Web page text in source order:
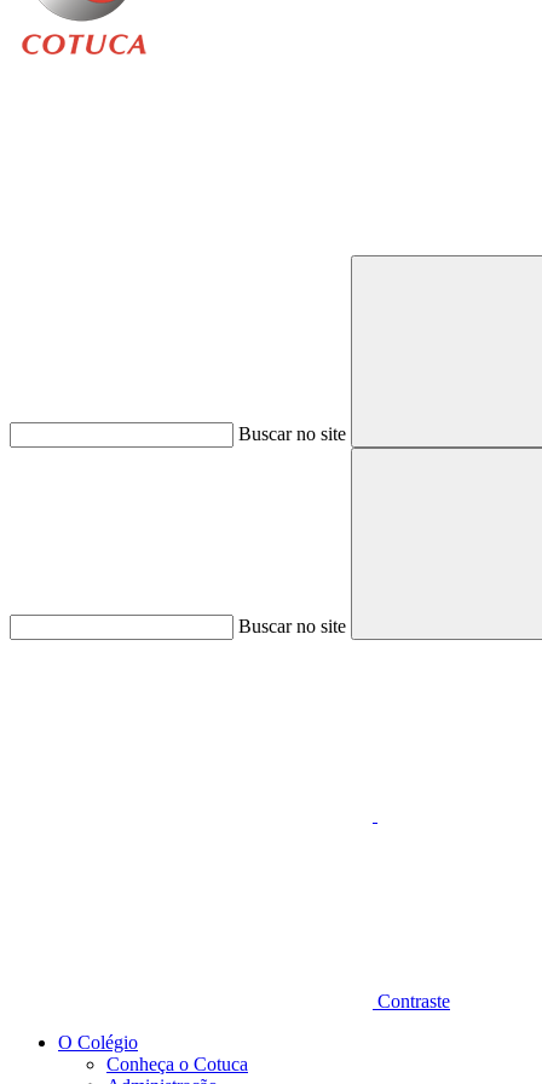
Buscar no site
Buscar no site
Contraste
O Colégio
Conheça o Cotuca